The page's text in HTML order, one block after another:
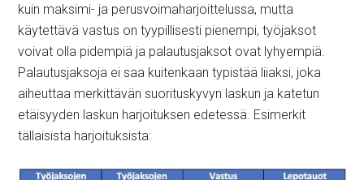
kuin maksimi- ja perusvoimaharjoittelussa, mutta
käytettävä vastus on tyypillisesti pienempi, työjaksot
voivat olla pidempiä ja palautusjaksot ovat lyhyempiä.
Palautusjaksoja ei saa kuitenkaan typistää liiaksi, joka
aiheuttaa merkittävän suorituskyvyn laskun ja katetun
etäisyyden laskun harjoituksen edetessä. Esimerkit
tällaisista harjoituksista: